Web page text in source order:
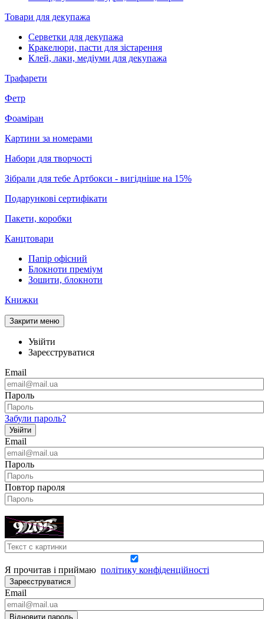
Товари для декупажа
Серветки для декупажа
Кракелюри, пасти для зістарення
Клей, лаки, медіуми для декупажа
Трафарети
Фетр
Фоаміран
Картини за номерами
Набори для творчості
Зібрали для тебе Артбокси - вигідніше на 15%
Подарункові сертифікати
Пакети, коробки
Канцтовари
Папір офісний
Блокноти преміум
Зошити, блокноти
Книжки
Закрити меню
Увійти
Зареєструватися
Email
Пароль
Забули пароль?
Увійти
Email
Пароль
Повтор пароля
Я прочитав і приймаю політику конфіденційності
Зареєструватися
Email
Відновити пароль